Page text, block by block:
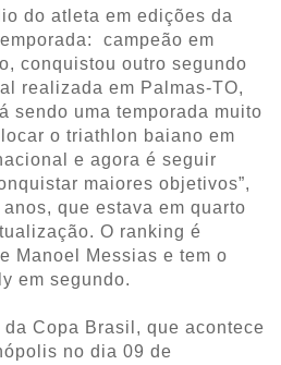
do atleta em edições da
campeão em
conquistou outro segundo
realizada em Palmas-TO,
sendo uma temporada muito
o triathlon baiano em
e agora é seguir
maiores objetivos”,
que estava em quarto
O ranking é
Manoel Messias e tem o
em segundo.
Copa Brasil, que acontece
no dia 09 de